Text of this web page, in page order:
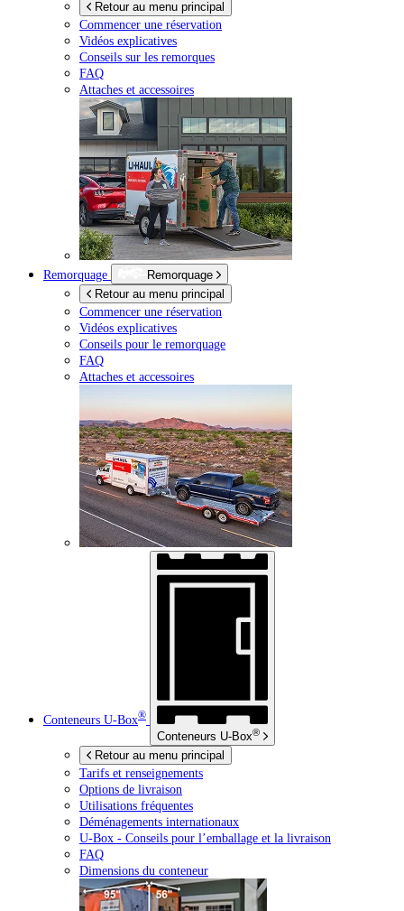
Retour au menu principal
Commencer une réservation
Vidéos explicatives
Conseils sur les remorques
FAQ
Attaches et accessoires
Remorquage
Remorquage
Retour au menu principal
Commencer une réservation
Vidéos explicatives
Conseils pour le remorquage
FAQ
Attaches et accessoires
Conteneurs U-Box®
Conteneurs U-Box®
Retour au menu principal
Tarifs et renseignements
Options de livraison
Utilisations fréquentes
Déménagements internationaux
U-Box - Conseils pour l’emballage et la livraison
FAQ
Dimensions du conteneur